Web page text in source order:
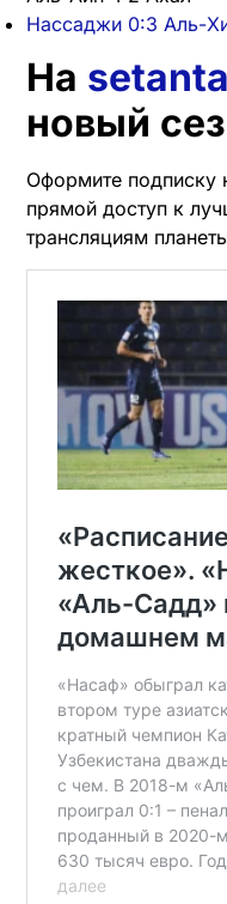
Нассаджи 0:3 Аль-
На
новый
Оформите подписку
прямой доступ к
трансляциям